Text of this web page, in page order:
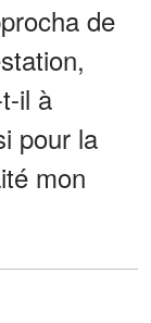
de
il à
pour la
mon